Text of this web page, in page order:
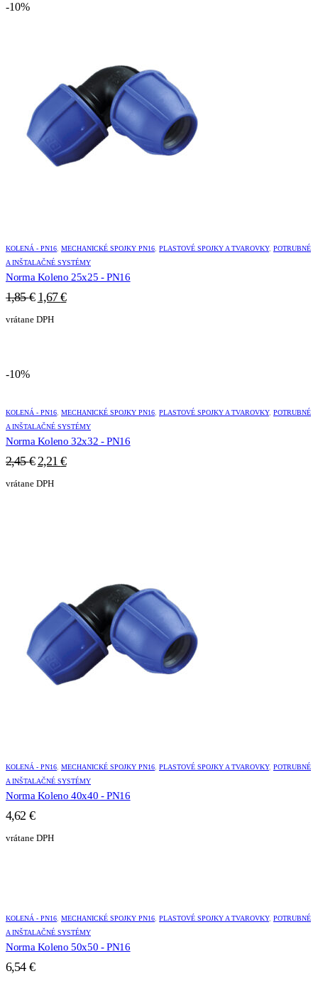
-10%
KOLENÁ - PN16, MECHANICKÉ SPOJKY PN16, PLASTOVÉ SPOJKY A TVAROVKY, POTRUBNÉ
A INŠTALAČNÉ SYSTÉMY
Norma Koleno 25x25 - PN16
1,85€ Pôvodná
bola:
1,67€Aktuálna
vrátane DPH
-10%
KOLENÁ - PN16, MECHANICKÉ SPOJKY PN16, PLASTOVÉ SPOJKY A TVAROVKY, POTRUBNÉ
A INŠTALAČNÉ SYSTÉMY
Norma Koleno 32x32 - PN16
2,45€ Pôvodná
bola:
2,21€Aktuálna
vrátane DPH
KOLENÁ - PN16, MECHANICKÉ SPOJKY PN16, PLASTOVÉ SPOJKY A TVAROVKY, POTRUBNÉ
A INŠTALAČNÉ SYSTÉMY
Norma Koleno 40x40 - PN16
4,62 €
vrátane DPH
KOLENÁ - PN16, MECHANICKÉ SPOJKY PN16, PLASTOVÉ SPOJKY A TVAROVKY, POTRUBNÉ
A INŠTALAČNÉ SYSTÉMY
Norma Koleno 50x50 - PN16
6,54 €